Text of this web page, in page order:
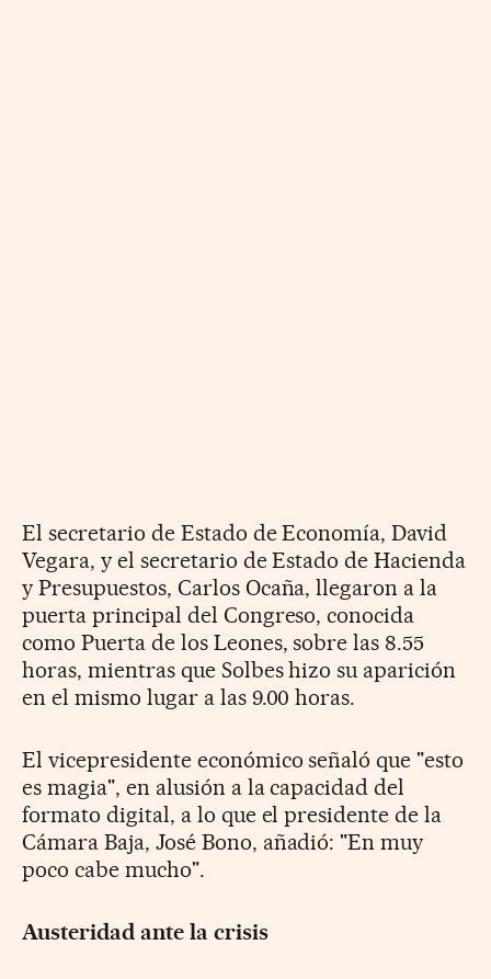
El secretario de Estado de Economía, David
Vegara, y el secretario de Estado de Hacienda
y Presupuestos, Carlos Ocaña, llegaron a la
puerta principal del Congreso, conocida
como Puerta de los Leones, sobre las 8.55
horas, mientras que Solbes hizo su aparición
en el mismo lugar a las 9.00 horas.
El vicepresidente económico señaló que "esto
es magia", en alusión a la capacidad del
formato digital, a lo que el presidente de la
Cámara Baja, José Bono, añadió: "En muy
poco cabe mucho".
Austeridad ante la crisis